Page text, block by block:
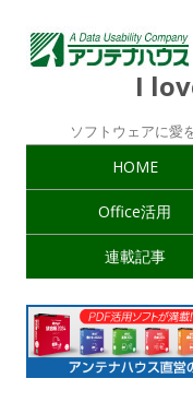
I
ソフトウェアに愛
HOME
Office活用
連載記事